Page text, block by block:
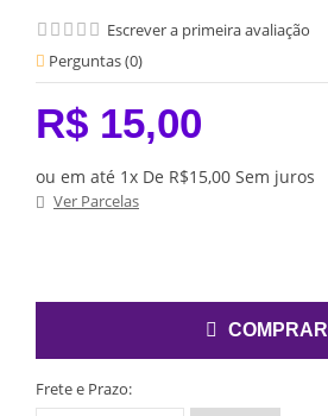
Escrever a primeira avaliação
Perguntas (0)
R$ 15,00
ou em até 1x De R$15,00 Sem juros
Ver Parcelas
COMPRAR
Frete e Prazo: